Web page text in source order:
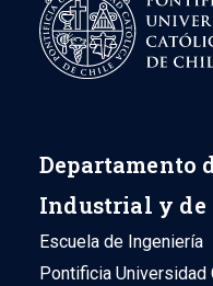
Departamento
Industrial y de
Escuela de Ingeniería
Pontificia Universidad